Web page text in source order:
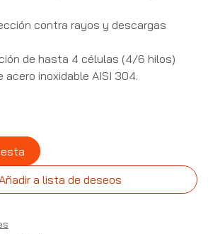
contra rayos y descargas
de hasta 4 células (4/6 hilos)
inoxidable AISI 304.
Añadir a lista de deseos